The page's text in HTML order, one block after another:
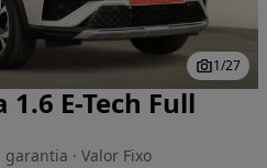
1/27
E-Tech Full
garantia · Valor Fixo